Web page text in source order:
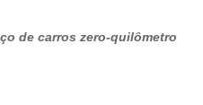
de carros zero-quilômetro